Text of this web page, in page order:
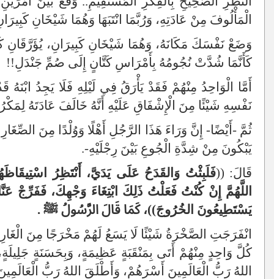
الْمَأْلُوفَ مِنْ عَادَتِهِ، وَرُبَّمَا انْتَبَهَا وَهُمَا شَيْخَانِ
وَضَعْ نَفْسَكَ مَكَانَهُ، وَهُمَا شَيْخَانِ كَبِيرَانِ، يُؤَرَّقَانِ
كَأَنَّمَا شُدَّتْ نُجُومُهُ بِأَمْرَاسِ كَتَّانٍ إِلَى صُمِّ جَنْدَلِ!!
أَمَّا الْوَاحِدُ مِنْهُمْ فَقَدْ يَأْرَقُ فِي لَيْلِهِ فَلَا يَجِدُ
نَفْسِهِ شَيْئًا مِنَ الْإِشْفَاقِ عَلَيْهِ أَنَّهُ خَالَفَ عَادَتَهُ
ثُمَّ -أَيْضًا- إِنَّ وَرَاءَ هَذَا الرَّجُلِ أَهْلًا وَوُلْدًا مِنَ
يَبْكُونَ مِنْ شِدَّةِ الْجُوعِ بَيْنَ رِجْلَيْهِ-.
قَالَ: ((فَلَبِثْتُ وَالقَدَحُ عَلَى يَدَيَّ، أَنْتَظِرُ
اللَّهُمَّ إِنْ كُنْتُ فَعَلْتُ ذَلِكَ ابْتِغَاءَ وَجْهِكَ، فَفَرِّجْ
يَسْتَطِيعُونَ الخُرُوجَ))، كَمَا قَالَ الرَّسُولُ ﷺ .
انْفَرَجَتِ الصَّخْرَةُ شَيْئًا لَا يَسَعُ لَهُمْ مَخْرَجًا مِنَ
كُلَّ وَاحِدٍ مِنْهُمْ أَتَى بِمَنْقَبَةٍ عَظِيمَةٍ، وَبِحَسَنَةٍ
اللهُ رَبُّ الْعَالَمِينَ أَسْرَهُمْ، وَأَطْلَقَ اللهُ رَبُّ